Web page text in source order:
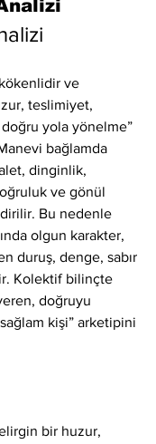
ve
teslimiyet,
yola yönelme”
bağlamda
dinginlik,
ve gönül
Bu nedenle
olgun karakter,
duruş, denge, sabır
Kolektif bilinçte
doğruyu
kişi” arketipini
bir huzur,